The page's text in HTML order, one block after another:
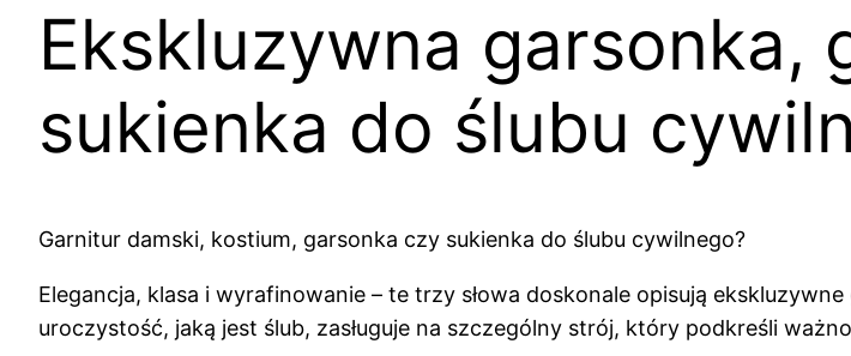
Ekskluzywna garsonka,
sukienka do ślubu
Garnitur damski, kostium, garsonka czy sukienka do ślubu cywilnego?
Elegancja, klasa i wyrafinowanie – te trzy słowa doskonale opisują
uroczystość, jaką jest ślub, zasługuje na szczególny strój, który podkreśli